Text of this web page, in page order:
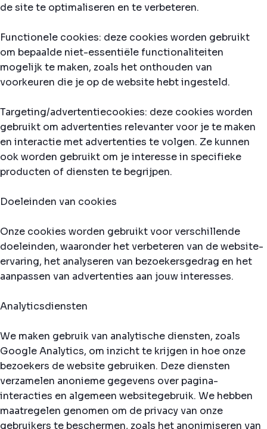
de site te optimaliseren en te verbeteren.
Functionele cookies: deze cookies worden gebruikt
om bepaalde niet-essentiële functionaliteiten
mogelijk te maken, zoals het onthouden van
voorkeuren die je op de website hebt ingesteld.
Targeting/advertentiecookies: deze cookies worden
gebruikt om advertenties relevanter voor je te maken
en interactie met advertenties te volgen. Ze kunnen
ook worden gebruikt om je interesse in specifieke
producten of diensten te begrijpen.
Doeleinden van cookies
Onze cookies worden gebruikt voor verschillende
doeleinden, waaronder het verbeteren van de website-
ervaring, het analyseren van bezoekersgedrag en het
aanpassen van advertenties aan jouw interesses.
Analyticsdiensten
We maken gebruik van analytische diensten, zoals
Google Analytics, om inzicht te krijgen in hoe onze
bezoekers de website gebruiken. Deze diensten
verzamelen anonieme gegevens over pagina-
interacties en algemeen websitegebruik. We hebben
maatregelen genomen om de privacy van onze
gebruikers te beschermen, zoals het anonimiseren van